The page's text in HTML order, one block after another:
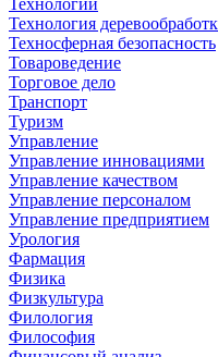
Технология
Техносферная безопасность
Товароведение
Торговое дело
Транспорт
Туризм
Управление
Управление инновациями
Управление качеством
Управление персоналом
Управление предприятием
Урология
Фармация
Физика
Физкультура
Филология
Философия